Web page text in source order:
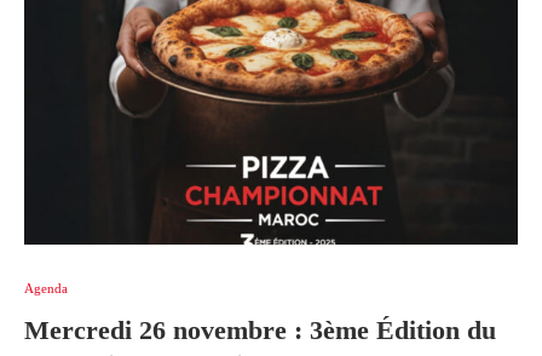
Agenda
Mercredi 26 novembre : 3ème Édition du